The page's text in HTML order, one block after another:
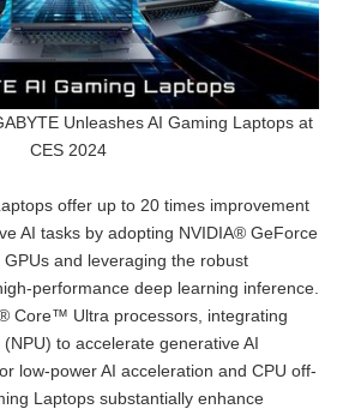
Unleashes AI Gaming Laptops at
CES 2024
offer up to 20 times improvement
AI tasks by adopting NVIDIA® GeForce
and leveraging the robust
performance deep learning inference.
Core™ Ultra processors, integrating
to accelerate generative AI
low-power AI acceleration and CPU off-
Laptops substantially enhance